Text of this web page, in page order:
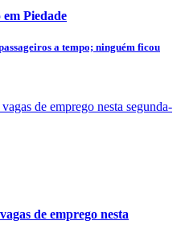
Piedade
a tempo; ninguém ficou
de emprego nesta